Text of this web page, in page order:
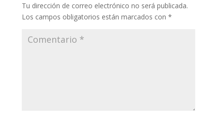
Tu dirección de correo electrónico no será publicada.
Los campos obligatorios están marcados con *